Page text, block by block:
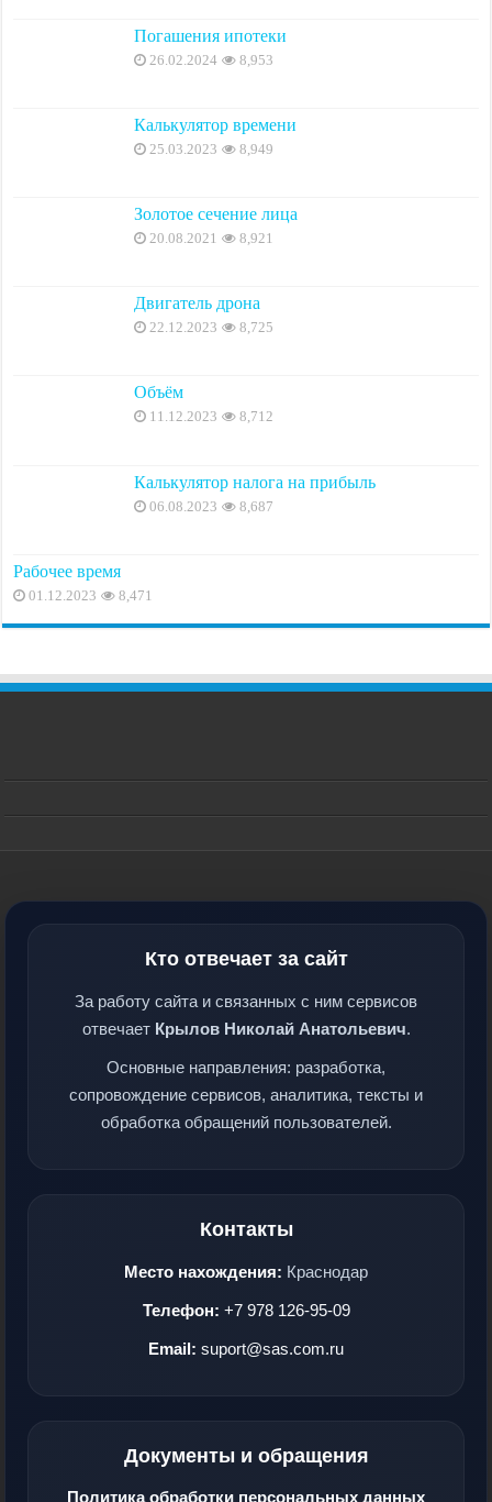
Погашения ипотеки
26.02.2024 8,953
Калькулятор времени
25.03.2023 8,949
Золотое сечение лица
20.08.2021 8,921
Двигатель дрона
22.12.2023 8,725
Объём
11.12.2023 8,712
Калькулятор налога на прибыль
06.08.2023 8,687
Рабочее время
01.12.2023 8,471
Кто отвечает за сайт
За работу сайта и связанных с ним сервисов
отвечает Крылов Николай Анатольевич.
Основные направления: разработка,
сопровождение сервисов, аналитика, тексты и
обработка обращений пользователей.
Контакты
Место нахождения: Краснодар
Телефон: +7 978 126-95-09
Email: suport@sas.com.ru
Документы и обращения
Политика обработки персональных данных